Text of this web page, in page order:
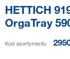
HETTICH
OrgaTray
Kod asortymentu